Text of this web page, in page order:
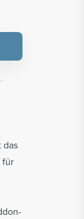
das
für